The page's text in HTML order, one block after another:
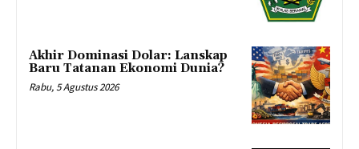
Akhir Dominasi Dolar: Lanskap
Baru Tatanan Ekonomi Dunia?
Rabu, 5 Agustus 2026